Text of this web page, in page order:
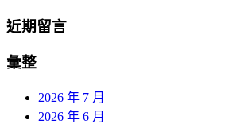
近期留言
彙整
2026 年 7 月
2026 年 6 月